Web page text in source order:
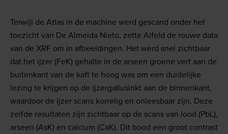
Terwijl de Atlas in de machine werd gescand onder het
toezicht van De Almeida Nieto, zette Alfeld de rouwe data
van de XRF om in afbeeldingen. Het werd snel zichtbaar
dat het ijzer (FeK) gehalte in de arseen groene verf aan de
buitenkant van de kaft te hoog was om een duidelijke
lezing te krijgen op de ijzergallusinkt aan de binnenkant,
waardoor de ijzer scans korrelig en onleesbaar zijn. Deze
zelfde resultaten zijn zichtbaar op de scans van lood (PbL),
arseen (AsK) en calcium (CaK). Dit bood een groot contrast